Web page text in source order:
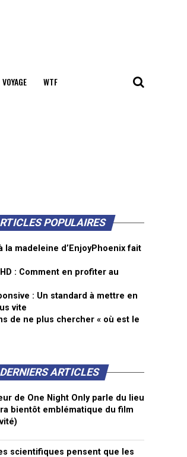
VOYAGE WTF
POPULAIRES
la madeleine d’EnjoyPhoenix fait
: Comment en profiter au
: Un standard à mettre en
vite
de ne plus chercher « où est le
DERNIERS ARTICLES
de One Night Only parle du lieu
bientôt emblématique du film
scientifiques pensent que les